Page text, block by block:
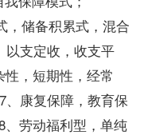
储备积累式，混合
以支定收，收支平
，短期性，经常
、康复保障，教育保
劳动福利型，单纯